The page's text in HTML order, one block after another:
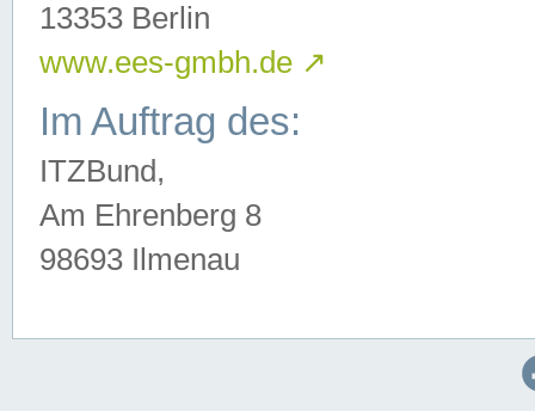
13353 Berlin
www.ees-gmbh.de ↗
Im Auftrag des:
ITZBund,
Am Ehrenberg 8
98693 Ilmenau